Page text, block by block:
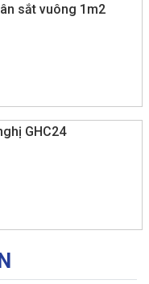
sắt vuông 1m2
GHC24